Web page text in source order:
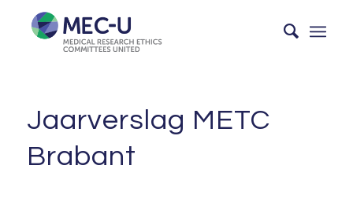
Jaarverslag METC
Brabant